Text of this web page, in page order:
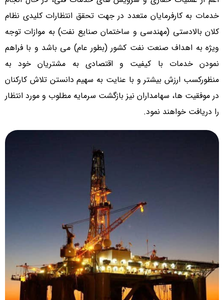
خدمات به کارفرمایان متعدد در جهت تحقق انتظارات کلیدی نظام
کلان بالادستی (مهندسی و ساختمان صنایع نفت) به موازات توجه
ویژه به اهداف صنعت نفت کشور (بطور عام) می باشد و با فراهم
نمودن خدمات با کیفیت و اقتصادی به مشتریان خود به
منظورکسب ارزش بیشتر و با عنایت به سهیم دانستن تلاش کارکنان
در موفقیت ها، سهامداران نیز بازگشت سرمایه مطلوب و مورد انتظار
را دریافت خواهند نمود.